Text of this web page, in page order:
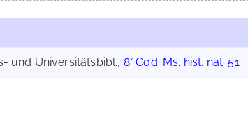
und Universitätsbibl., 8° Cod. Ms. hist. nat. 51